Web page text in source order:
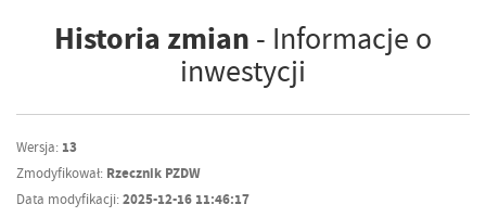
Historia zmian - Informacje o
inwestycji
Wersja: 13
Zmodyfikował: Rzecznik PZDW
Data modyfikacji:2025-12-16 11:46:17